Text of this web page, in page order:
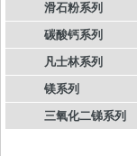
滑石粉系列
碳酸钙系列
凡士林系列
镁系列
三氧化二锑系列